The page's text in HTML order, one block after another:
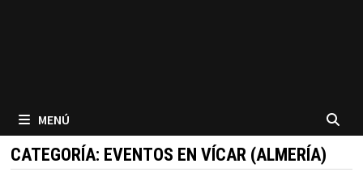
MENÚ
CATEGORÍA: EVENTOS EN VÍCAR (ALMERÍA)